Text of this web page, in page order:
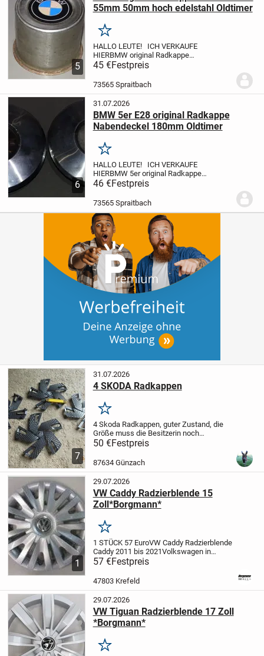
5
55mm 50mm hoch edelstahl Oldtimer
Merken
HALLO LEUTE! ICH VERKAUFE
HIERBMW original Radkappe
Nabendeckel 55mm 50mm hoch
edelstahl Oldtimer Gesamthöhe ca.
50mm Ø ca.55mm
ca.63mmDen Zustand (grob gereinigt )
entnehmen...
45 €Festpreis
73565 Spraitbach
6
31.07.2026
BMW 5er E28 original Radkappe
Nabendeckel 180mm Oldtimer
Merken
HALLO LEUTE! ICH VERKAUFE
HIERBMW 5er original Radkappe
Nabendeckel 180mm
Gesamthöhe ca. 50mm
ca.180mmBundhöhe ca. 30mm, Ø ca.145
Den Zustand (grob gereinigt )
entnehmen Sie bitte...
46 €Festpreis
73565 Spraitbach
7
31.07.2026
4 SKODA Radkappen
Merken
4 Skoda Radkappen, guter Zustand, die
Größe muss die Besitzerin noch
ermitteln....Besichtigung erwünscht. 50 €
Verkaufspreis - Versand 8 € . .
noch weitere Anzeigen eingestellt - Ein
50 €Festpreis
87634 Günzach
1
29.07.2026
VW Caddy Radzierblende 15
Zoll*Borgmann*
Merken
1 STÜCK 57 EuroVW Caddy Radzierblende
Caddy 2011 bis 2021Volkswagen in
Krefeld:Das Autohaus Borgmann ist
offizieller Volkswagen Händler und bietet
Kunden ein breites Sortiment an Original...
57 €Festpreis
47803 Krefeld
29.07.2026
VW Tiguan Radzierblende 17 Zoll
*Borgmann*
Merken